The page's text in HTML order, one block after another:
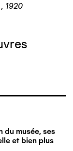
, 1920
du musée, ses
et bien plus